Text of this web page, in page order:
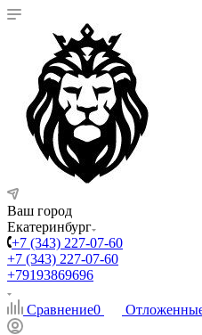
Ваш город
Екатеринбург
+7 (343) 227-07-60
+7 (343) 227-07-60
+79193869696
Сравнение0